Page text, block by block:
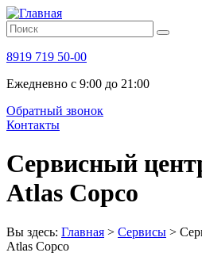
8919 719 50-00
Ежедневно с 9:00 до 21:00
Обратный звонок
Контакты
Сервисный
Atlas Copco
Вы здесь: Главная > Сервисы >
Atlas Copco